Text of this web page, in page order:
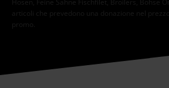
Hosen, Feine Sahne Fischfilet, Broilers, Böhse
articoli che prevedono una donazione nel
promo.